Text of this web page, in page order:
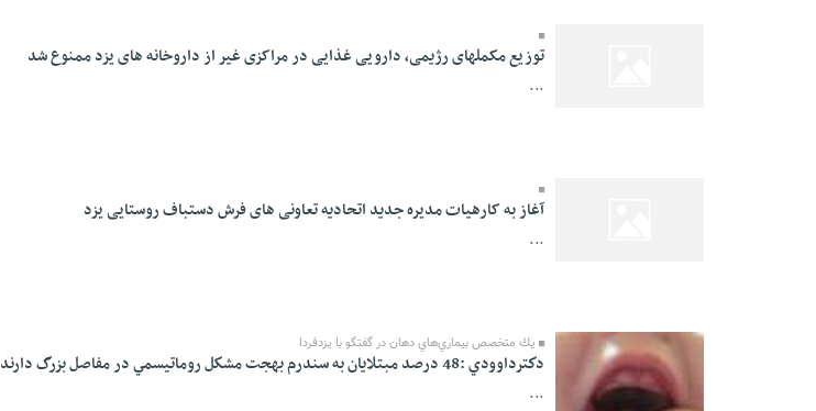
توزیع مکملهای رژیمی، دارویی غذایی در مراکزی غیر از داروخانه های یزد ممنوع شد
...
آغاز به کارهیات مدیره جدید اتحادیه تعاونی های فرش دستباف روستایی یزد
...
يك متخصص بيماري‌هاي دهان در گفتگو با یزدفردا
دكترداوودي :48 درصد مبتلایان به سندرم بهجت مشكل روماتيسمي در مفاصل بزرگ دارند
...